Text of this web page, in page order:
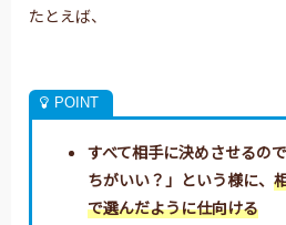
たとえば、
すべて相手に決めさせるので
ちがいい？」という様に、
で選んだように仕向ける